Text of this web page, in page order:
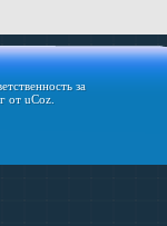
за
отuCoz.